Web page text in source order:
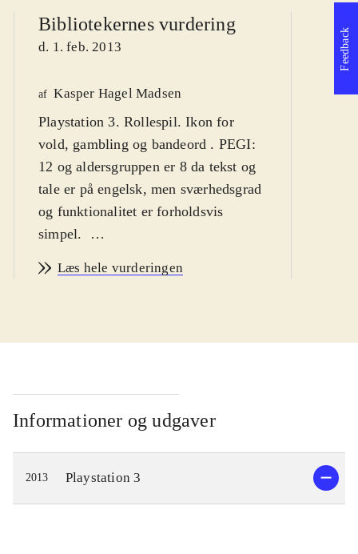
Bibliotekernes vurdering
d. 1. feb. 2013
af Kasper Hagel Madsen
Playstation 3. Rollespil. Ikon for
vold, gambling og bandeord . PEGI:
12 og aldersgruppen er 8 da tekst og
tale er på engelsk, men sværhedsgrad
og funktionalitet er forholdsvis
simpel.
Oliver, som begiver sig ud på en
parallelverdenen Ni no Kuni. På
ekstraordinære karakterer, og flere af
dem bliver hjælpsomme allierede. De
guider Oliver når han udforsker
parallelverdenen og lærer ham
magiske tricks, som vil gøre ham
stærk nok til at konfrontere hans
Læs hele vurderingen
Informationer og udgaver
2013 Playstation 3
Feedback